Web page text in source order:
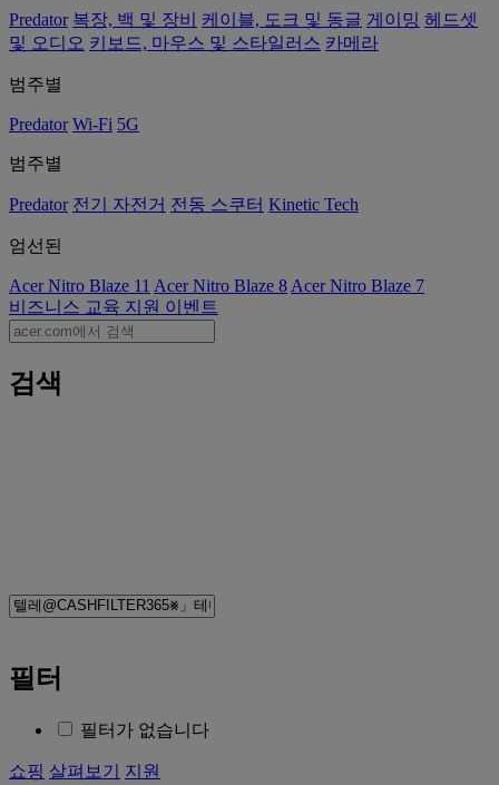
Predator 복장, 백 및 장비 케이블, 도크 및 동글 게이밍 헤드셋
및 오디오 키보드, 마우스 및 스타일러스 카메라
범주별
Predator Wi-Fi 5G
범주별
Predator 전기 자전거 전동 스쿠터 Kinetic Tech
엄선된
Acer Nitro Blaze 11 Acer Nitro Blaze 8 Acer Nitro Blaze 7
비즈니스 교육 지원 이벤트
검색
필터
필터가 없습니다
쇼핑 살펴보기
지원